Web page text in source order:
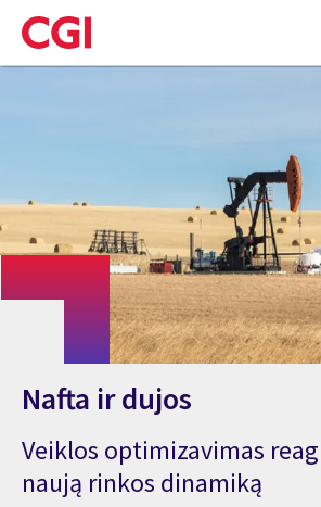
Skip
to
main
Nafta ir dujos
Veiklos optimizavimas
naują rinkos dinamiką